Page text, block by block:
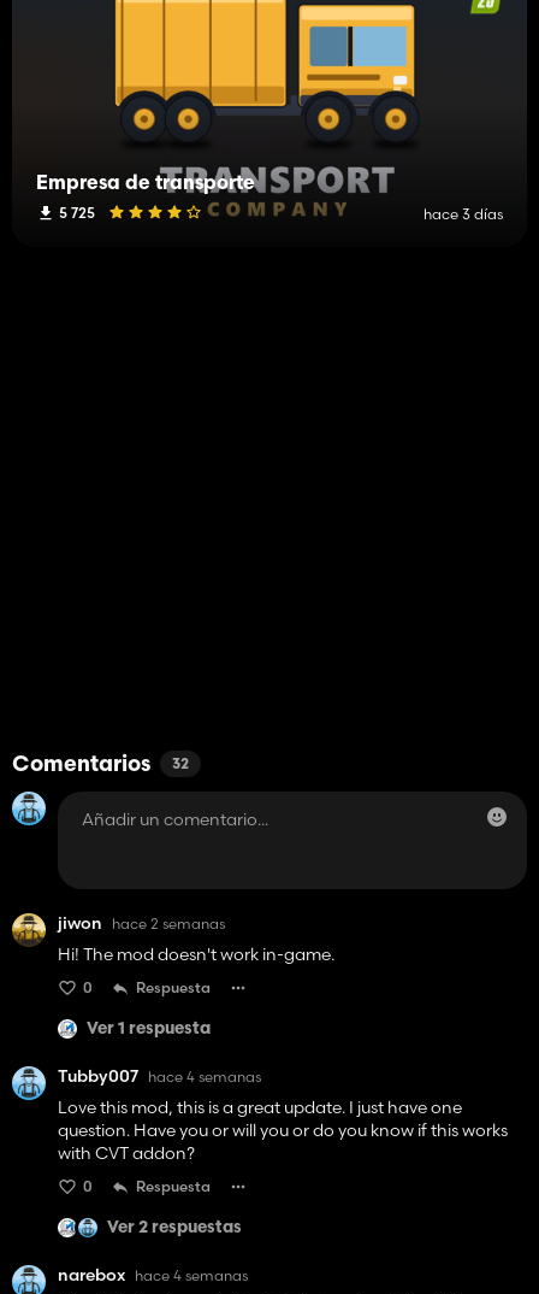
Empresa de transporte
5 725 hace 3 días
Comentarios 32
jiwon hace 2 semanas
Hi! The mod doesn't work in-game.
0 Respuesta
Ver 1 respuesta
Tubby007 hace 4 semanas
Love this mod, this is a great update. I just have one
question. Have you or will you or do you know if this works
with CVT addon?
0 Respuesta
Ver 2 respuestas
narebox hace 4 semanas